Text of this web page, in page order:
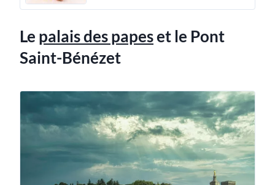
Le palais des papeset le Pont
Saint-Bénézet